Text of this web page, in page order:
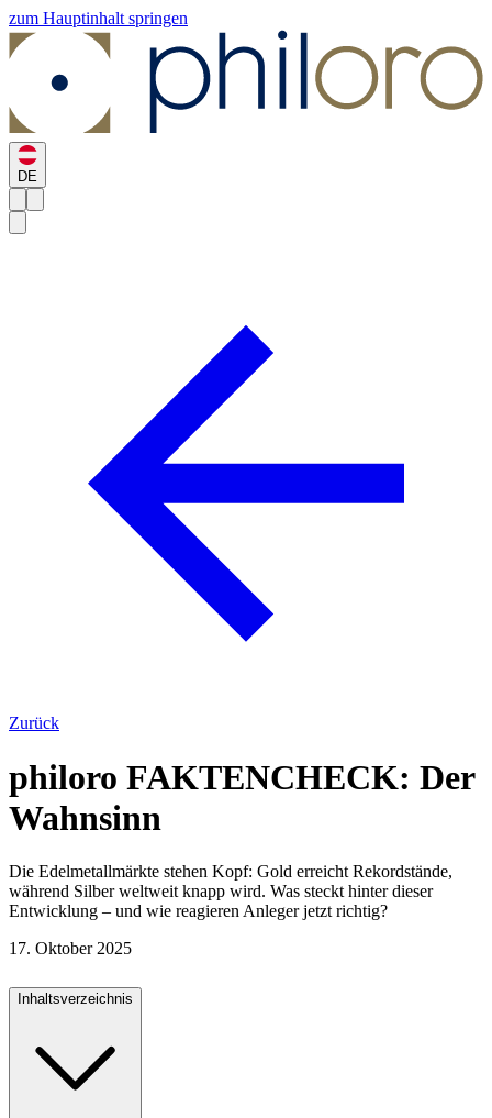
zum Hauptinhalt springen
DE
Zurück
philoro FAKTENCHECK: Der
Wahnsinn
Die Edelmetallmärkte stehen Kopf: Gold erreicht Rekordstände,
während Silber weltweit knapp wird. Was steckt hinter dieser
Entwicklung – und wie reagieren Anleger jetzt richtig?
17. Oktober 2025
Inhaltsverzeichnis